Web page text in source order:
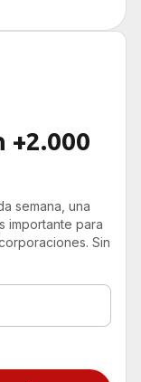
y
semana, una
importante para
Sin